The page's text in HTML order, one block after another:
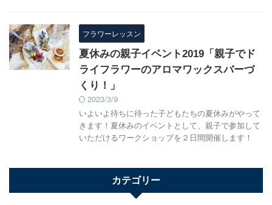
フラワーレッスン
夏休みの親子イベント2019「親子でド
ライフラワーのアロマワックスバーづ
くり！」
2023/3/9
いよいよ待ちに待った子どもたちの夏休みがやって
きます！夏休みのイベントとして、親子で参加して
いただけるワークショップを２日間開催します！
カテゴリー